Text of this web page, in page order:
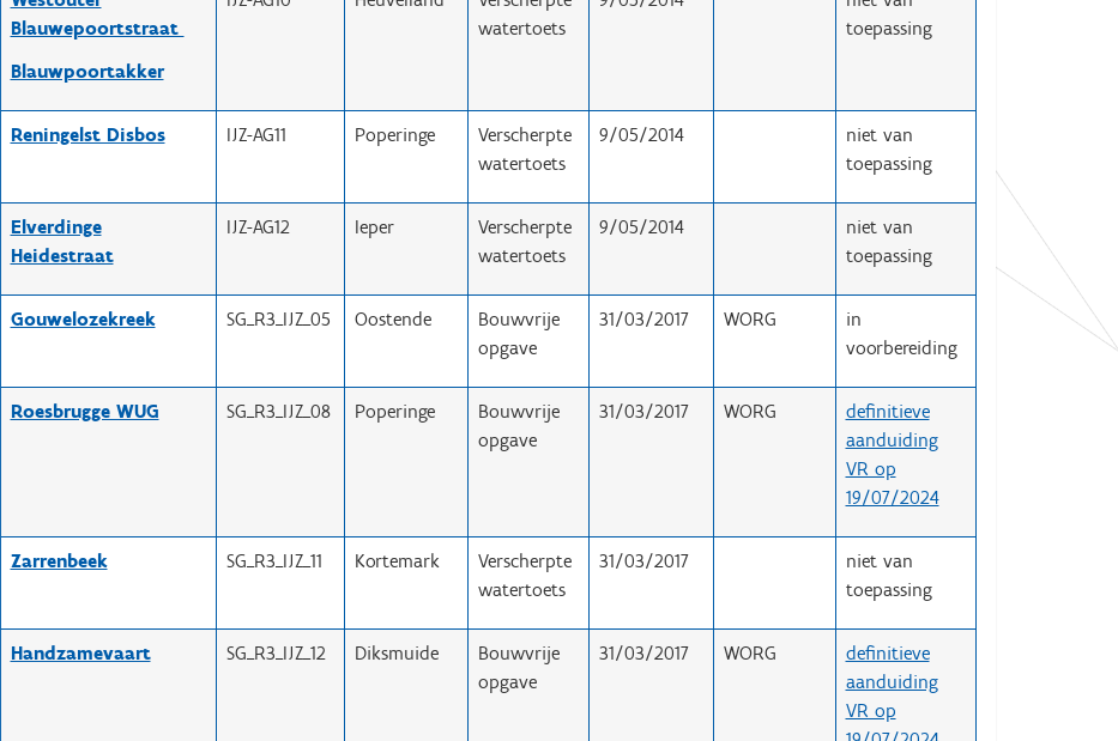
Blauwepoortstraat
Blauwpoortakker
watertoets
toepassing
Reningelst Disbos IJZ-AG11 Poperinge
Verscherpte
watertoets
9/05/2014
niet van
toepassing
Elverdinge
Heidestraat
IJZ-AG12 Ieper
Verscherpte
watertoets
9/05/2014
niet van
toepassing
Gouwelozekreek SG_R3_IJZ_05 Oostende
Bouwvrije
opgave
31/03/2017 WORG
in
voorbereiding
Roesbrugge WUG SG_R3_IJZ_08 Poperinge
Bouwvrije
opgave
31/03/2017 WORG
definitieve
aanduiding
VR op
19/07/2024
Zarrenbeek SG_R3_IJZ_11 Kortemark
Verscherpte
watertoets
31/03/2017
niet van
toepassing
Handzamevaart SG_R3_IJZ_12 Diksmuide
Bouwvrije
opgave
31/03/2017 WORG
definitieve
aanduiding
VR op